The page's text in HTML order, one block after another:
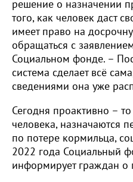
решение о назначении
того, как человек даст
имеет право на
обращаться с
Социальном фонде. –
система сделает всё
сведениями она уже
Сегодня проактивно – то
человека, назначаются
по потере кормильца,
2022 года Социальный
информирует граждан о